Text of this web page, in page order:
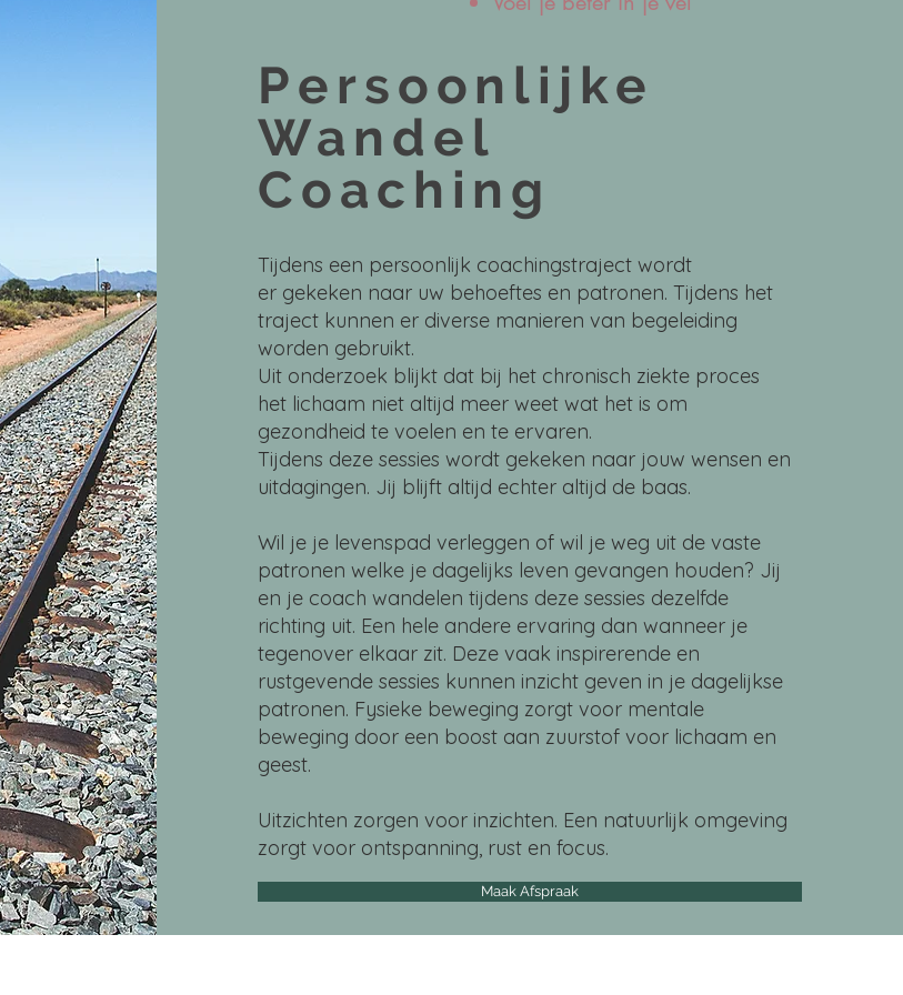
Persoonlijke
Wandel
Coaching
Tijdens een persoonlijk coachingstraject wordt
er gekeken naar uw behoeftes en patronen. Tijdens het
traject kunnen er diverse manieren van begeleiding
worden gebruikt.
Uit onderzoek blijkt dat bij het chronisch ziekte proces
het lichaam niet altijd meer weet wat het is om
gezondheid te voelen en te ervaren.
Tijdens deze sessies wordt gekeken naar jouw wensen en
uitdagingen. Jij blijft altijd echter altijd de baas.
Wil je je levenspad verleggen of wil je weg uit de vaste
patronen welke je dagelijks leven gevangen houden? Jij
en je coach wandelen tijdens deze sessies dezelfde
richting uit. Een hele andere ervaring dan wanneer je
tegenover elkaar zit. Deze vaak inspirerende en
rustgevende sessies kunnen inzicht geven in je dagelijkse
patronen. Fysieke beweging zorgt voor mentale
beweging door een boost aan zuurstof voor lichaam en
geest.
Uitzichten zorgen voor inzichten. Een natuurlijk omgeving
zorgt voor ontspanning, rust en focus.
Maak Afspraak